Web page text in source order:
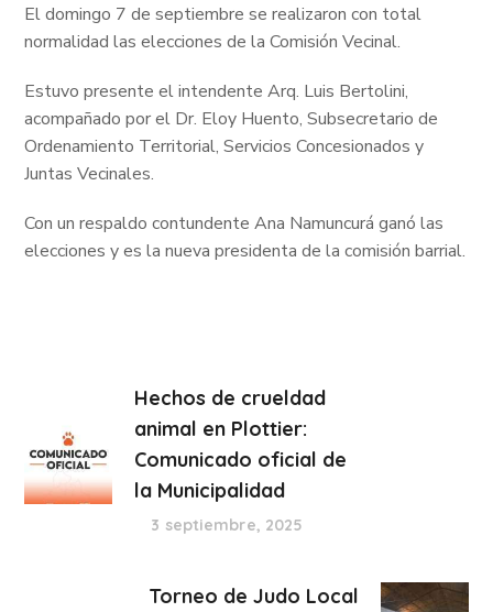
El domingo 7 de septiembre se realizaron con total
normalidad las elecciones de la Comisión Vecinal.
Estuvo presente el intendente Arq. Luis Bertolini,
acompañado por el Dr. Eloy Huento, Subsecretario de
Ordenamiento Territorial, Servicios Concesionados y
Juntas Vecinales.
Con un respaldo contundente Ana Namuncurá ganó las
elecciones y es la nueva presidenta de la comisión barrial.
Hechos de crueldad
animal en Plottier:
Comunicado oficial de
la Municipalidad
3 septiembre, 2025
Torneo de Judo Local